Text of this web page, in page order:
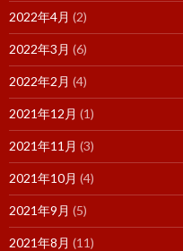
2022年4月 (2)
2022年3月 (6)
2022年2月 (4)
2021年12月 (1)
2021年11月 (3)
2021年10月 (4)
2021年9月 (5)
2021年8月 (11)